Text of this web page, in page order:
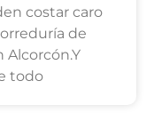
costar caro
de
Alcorcón.Y
todo